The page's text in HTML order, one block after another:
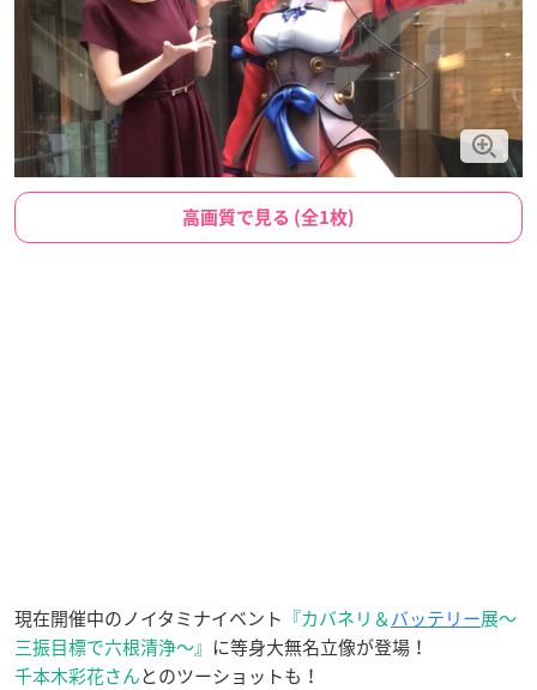
高画質で見る (全1枚)
現在開催中のノイタミナイベント 『カバネリ＆バッテリー展〜
三振目標で六根清浄〜』 に等身大無名立像が登場！
千本木彩花さんとのツーショットも！